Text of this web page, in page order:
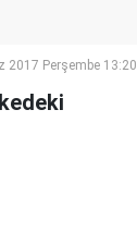
2017 Perşembe 13:20